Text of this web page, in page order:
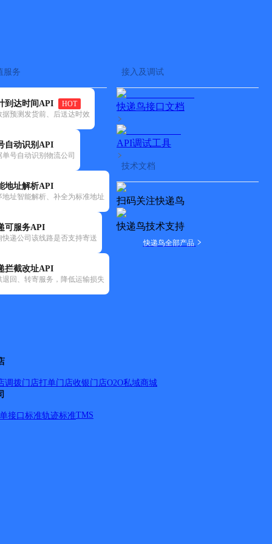
服务
到达时间API
HOT
据预测发货前、后送达时效
自动识别API
单号自动识别物流公司
地址解析API
地址智能解析、补全为标准地址
可服务API
快递公司该线路是否支持寄送
拦截改址API
退回、转寄服务，降低运输损失
接入及调试
快递鸟接口文档
API调试工具
技术文档
扫码关注快递鸟
快递鸟技术支持
快递鸟全部产品
调拨门店打单门店收银门店O2O私域商城
接口标准轨迹标准TMS